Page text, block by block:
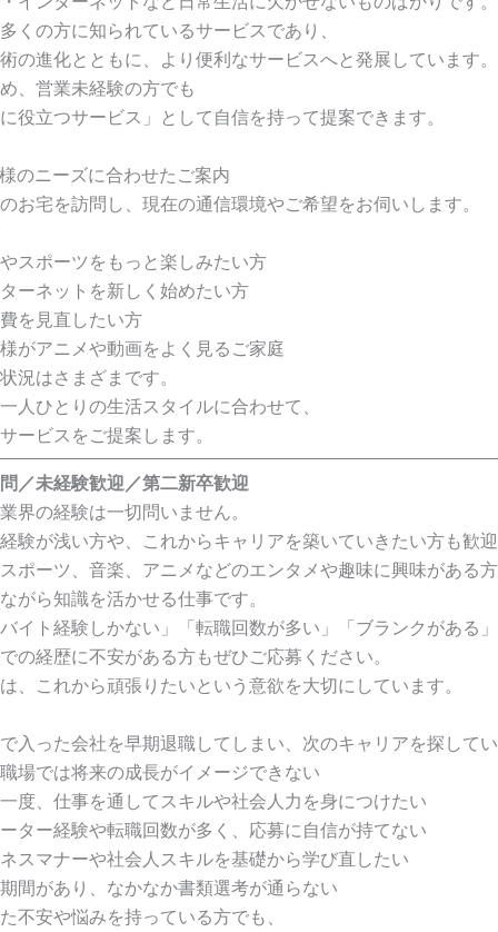
くの方に知られているサービスであり、
の進化とともに、より便利なサービスへと発展しています。
、営業未経験の方でも
役立つサービス」として自信を持って提案できます。
のニーズに合わせたご案内
お宅を訪問し、現在の通信環境やご希望をお伺いします。
スポーツをもっと楽しみたい方
ーネットを新しく始めたい方
を見直したい方
がアニメや動画をよく見るご家庭
況はさまざまです。
人ひとりの生活スタイルに合わせて、
ービスをご提案します。
／未経験歓迎／第二新卒歓迎
界の経験は一切問いません。
験が浅い方や、これからキャリアを築いていきたい方も歓
ポーツ、音楽、アニメなどのエンタメや趣味に興味がある
がら知識を活かせる仕事です。
イト経験しかない」「転職回数が多い」「ブランクがある
の経歴に不安がある方もぜひご応募ください。
、これから頑張りたいという意欲を大切にしています。
入った会社を早期退職してしまい、次のキャリアを探して
場では将来の成長がイメージできない
度、仕事を通してスキルや社会人力を身につけたい
ター経験や転職回数が多く、応募に自信が持てない
スマナーや社会人スキルを基礎から学び直したい
間があり、なかなか書類選考が通らない
不安や悩みを持っている方でも、